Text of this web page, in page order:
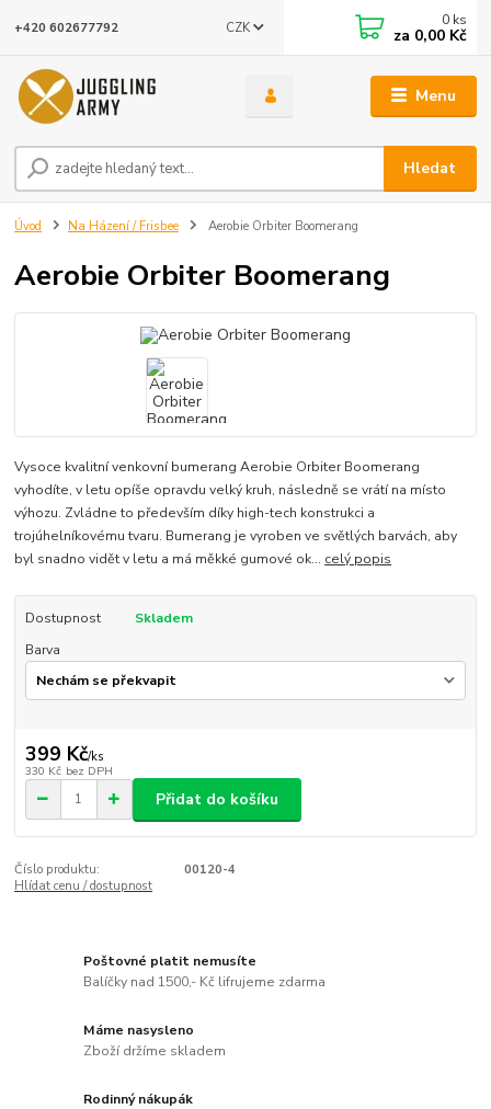
Menu
CZK
Hledat
+420 602677792 0 ks
za 0,00 Kč
Úvod Na Házení / Frisbee Aerobie Orbiter Boomerang
Aerobie Orbiter Boomerang
Vysoce kvalitní venkovní bumerang Aerobie Orbiter Boomerang
vyhodíte, v letu opíše opravdu velký kruh, následně se vrátí na místo
výhozu. Zvládne to především díky high-tech konstrukci a
trojúhelníkovému tvaru. Bumerang je vyroben ve světlých barvách, aby
byl snadno vidět v letu a má měkké gumové ok... celý popis
Dostupnost
Skladem
Barva
399 Kč/ks
330 Kč bez DPH
Přidat do košíku
Číslo produktu:
00120-4
Hlídat cenu / dostupnost
Poštovné platit nemusíte
Balíčky nad 1500,- Kč lifrujeme zdarma
Máme nasysleno
Zboží držíme skladem
Rodinný nákupák